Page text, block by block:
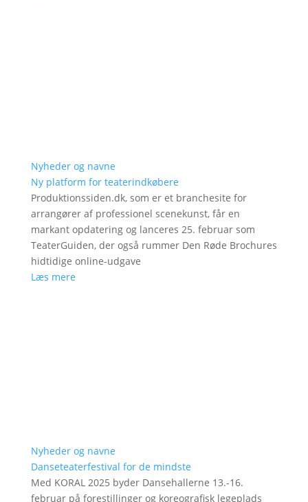
Nyheder og navne
Ny platform for teaterindkøbere
Produktionssiden.dk, som er et branchesite for
arrangører af professionel scenekunst, får en
markant opdatering og lanceres 25. februar som
TeaterGuiden, der også rummer Den Røde Brochures
hidtidige online-udgave
Læs mere
Nyheder og navne
Danseteaterfestival for de mindste
Med KORAL 2025 byder Dansehallerne 13.-16.
februar på forestillinger og koreografisk legeplads